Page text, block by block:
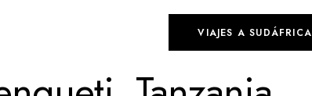
VIAJES A SUDÁFRICA